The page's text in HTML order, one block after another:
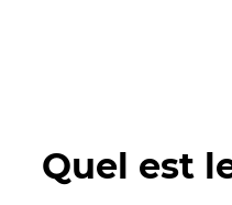
Quel est